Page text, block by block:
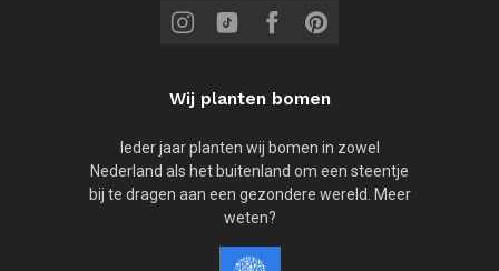
Wij planten bomen
Ieder jaar planten wij bomen in zowel
Nederland als het buitenland om een steentje
bij te dragen aan een gezondere wereld. Meer
weten?